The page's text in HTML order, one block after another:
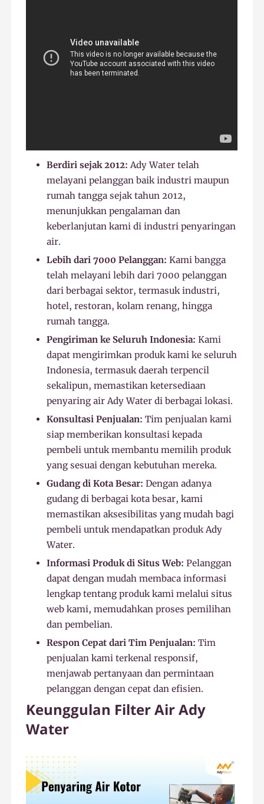
Berdiri sejak 2012: Ady Water telah
melayani pelanggan baik industri maupun
rumah tangga sejak tahun 2012,
menunjukkan pengalaman dan
keberlanjutan kami di industri penyaringan
air.
Lebih dari 7000 Pelanggan: Kami bangga
telah melayani lebih dari 7000 pelanggan
dari berbagai sektor, termasuk industri,
hotel, restoran, kolam renang, hingga
rumah tangga.
Pengiriman ke Seluruh Indonesia: Kami
dapat mengirimkan produk kami ke seluruh
Indonesia, termasuk daerah terpencil
sekalipun, memastikan ketersediaan
penyaring air Ady Water di berbagai lokasi.
Konsultasi Penjualan: Tim penjualan kami
siap memberikan konsultasi kepada
pembeli untuk membantu memilih produk
yang sesuai dengan kebutuhan mereka.
Gudang di Kota Besar: Dengan adanya
gudang di berbagai kota besar, kami
memastikan aksesibilitas yang mudah bagi
pembeli untuk mendapatkan produk Ady
Water.
Informasi Produk di Situs Web: Pelanggan
dapat dengan mudah membaca informasi
lengkap tentang produk kami melalui situs
web kami, memudahkan proses pemilihan
dan pembelian.
Respon Cepat dari Tim Penjualan: Tim
penjualan kami terkenal responsif,
menjawab pertanyaan dan permintaan
pelanggan dengan cepat dan efisien.
Keunggulan Filter Air Ady
Water